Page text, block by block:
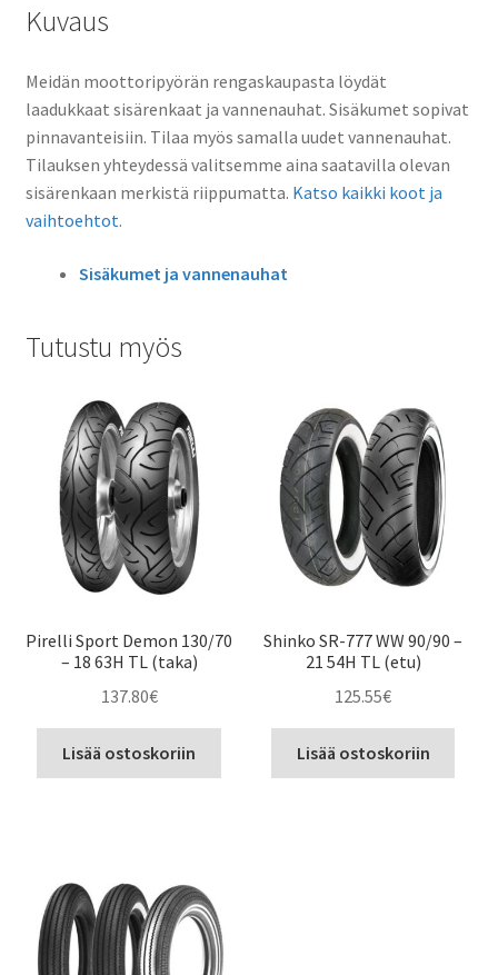
Kuvaus
Meidän moottoripyörän rengaskaupasta löydät
laadukkaat sisärenkaat ja vannenauhat. Sisäkumet sopivat
pinnavanteisiin. Tilaa myös samalla uudet vannenauhat.
Tilauksen yhteydessä valitsemme aina saatavilla olevan
sisärenkaan merkistä riippumatta. Katso kaikki koot ja
vaihtoehtot.
Sisäkumet ja vannenauhat
Tutustu myös
Pirelli Sport Demon 130/70
– 18 63H TL (taka)
137.80€
Lisää ostoskoriin
Shinko SR-777 WW 90/90 –
21 54H TL (etu)
125.55€
Lisää ostoskoriin